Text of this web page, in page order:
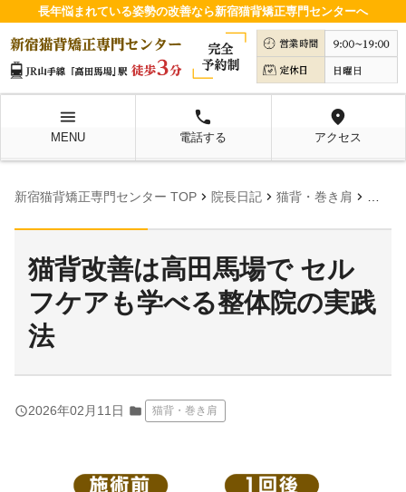
長年悩まれている姿勢の改善なら新宿猫背矯正専門センターへ
menu
MENU
local_phone
電話する
location_on
アクセス
新宿猫背矯正専門センター TOP chevron_right 院長日記 chevron_right 猫背・巻き肩 chevron_right
猫背改善は高田馬場で セル
フケアも学べる整体院の実践
法
query_builder2026年02月11日 folder 猫背・巻き肩